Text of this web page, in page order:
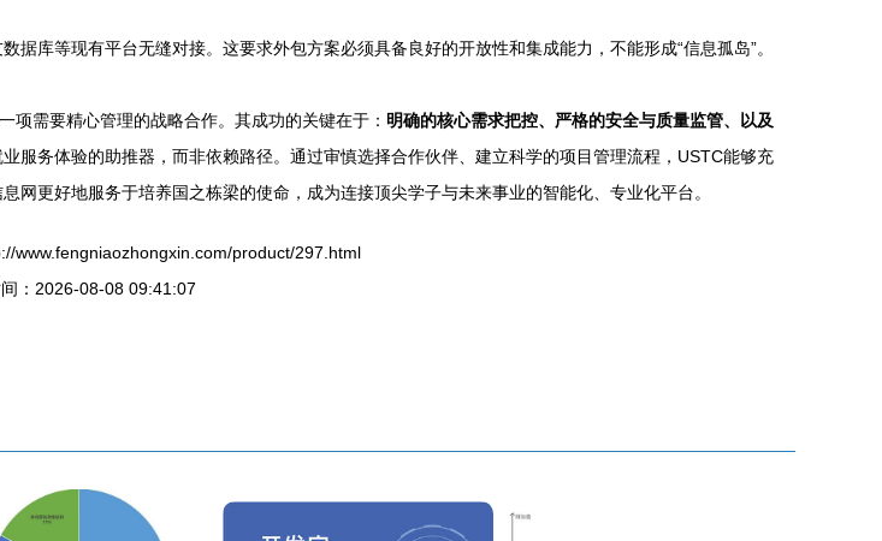
据库等现有平台无缝对接。这要求外包方案必须具备良好的开放性和集成能力，不能形成“信息孤岛”。
项需要精心管理的战略合作。其成功的关键在于： 明确的核心需求把控、严格的安全与质量监管、以及
服务体验的助推器，而非依赖路径。通过审慎选择合作伙伴、建立科学的项目管理流程，USTC能够充
更好地服务于培养国之栋梁的使命，成为连接顶尖学子与未来事业的智能化、专业化平台。
www.fengniaozhongxin.com/product/297.html
：2026-08-08 09:41:07